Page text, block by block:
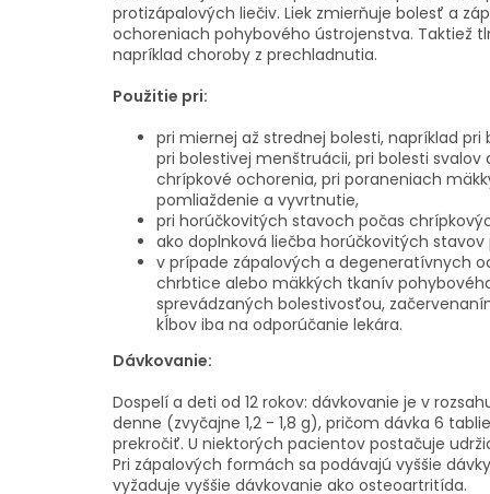
protizápalových liečiv. Liek zmierňuje bolesť a
ochoreniach pohybového ústrojenstva. Taktiež
napríklad choroby z prechladnutia.
Použitie pri:
pri miernej až strednej bolesti, napríklad pri
pri bolestivej menštruácii, pri bolesti svalov
chrípkové ochorenia, pri poraneniach
pomliaždenie a vyvrtnutie,
pri horúčkovitých stavoch počas
ako doplnková liečba horúčkovitých
v prípade zápalových a degeneratívnych
chrbtice alebo mäkkých tkanív
sprevádzaných bolestivosťou,
kĺbov iba na odporúčanie lekára.
Dávkovanie:
Dospelí a deti od 12 rokov: dávkovanie je v
denne (zvyčajne 1,2 - 1,8 g), pričom dávka 6
prekročiť. U niektorých pacientov postačuje
Pri zápalových formách sa podávajú vyššie
vyžaduje vyššie dávkovanie ako osteoartritída.